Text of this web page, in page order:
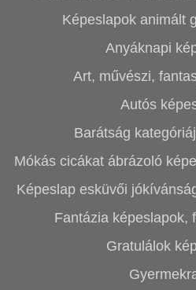
Képeslapok animált
Anyáknapi
Art, művészi,
Autós
Barátság
Mókás cicákat ábrázoló
Képeslap esküvői
Fantázia képeslapok,
Gratulálok